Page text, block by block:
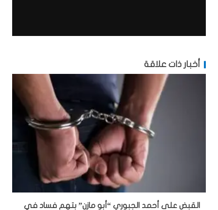
أخبار ذات علاقة
القبض على أحمد الجبوري “أبو مازن” بتهم فساد في